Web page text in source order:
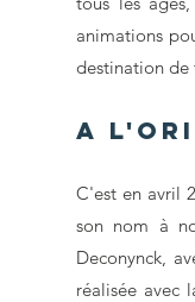
animations
destination de
A
C'est en avril
son nom à
Deconynck,
réalisée avec